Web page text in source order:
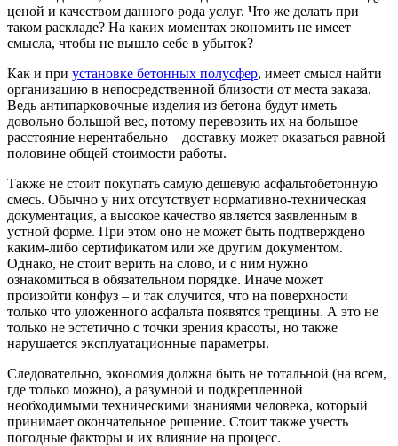
ценой и качеством данного рода услуг. Что же делать при
таком раскладе? На каких моментах экономить не имеет
смысла, чтобы не вышло себе в убыток?
Как и при установке бетонных полусфер, имеет смысл найти
организацию в непосредственной близости от места заказа.
Ведь антипарковочные изделия из бетона будут иметь
довольно большой вес, потому перевозить их на большое
расстояние нерентабельно – доставку может оказаться равной
половине общей стоимости работы.
Также не стоит покупать самую дешевую асфальтобетонную
смесь. Обычно у них отсутствует нормативно-техническая
документация, а высокое качество является заявленным в
устной форме. При этом оно не может быть подтверждено
каким-либо сертификатом или же другим документом.
Однако, не стоит верить на слово, и с ним нужно
ознакомиться в обязательном порядке. Иначе может
произойти конфуз – и так случится, что на поверхности
только что уложенного асфальта появятся трещины. А это не
только не эстетично с точки зрения красоты, но также
нарушается эксплуатационные параметры.
Следовательно, экономия должна быть не тотальной (на всем,
где только можно), а разумной и подкрепленной
необходимыми техническими знаниями человека, который
принимает окончательное решение. Стоит также учесть
погодные факторы и их влияние на процесс.